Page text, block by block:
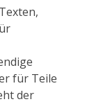
für Teile
der